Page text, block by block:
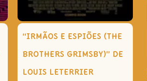
“IRMÃOS E ESPIÕES (THE
BROTHERS GRIMSBY)” DE
LOUIS LETERRIER